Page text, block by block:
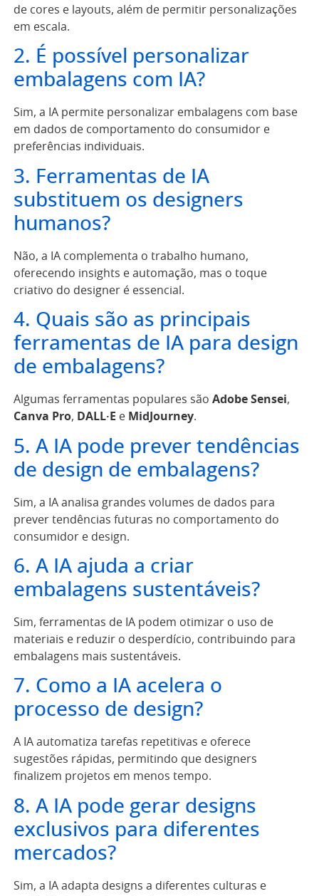
de cores e layouts, além de permitir personalizações
em escala.
2. É possível personalizar
embalagens com IA?
Sim, a IA permite personalizar embalagens com base
em dados de comportamento do consumidor e
preferências individuais.
3. Ferramentas de IA
substituem os designers
humanos?
Não, a IA complementa o trabalho humano,
oferecendo insights e automação, mas o toque
criativo do designer é essencial.
4. Quais são as principais
ferramentas de IA para design
de embalagens?
Algumas ferramentas populares são Adobe Sensei,
Canva Pro, DALL·E e MidJourney.
5. A IA pode prever tendências
de design de embalagens?
Sim, a IA analisa grandes volumes de dados para
prever tendências futuras no comportamento do
consumidor e design.
6. A IA ajuda a criar
embalagens sustentáveis?
Sim, ferramentas de IA podem otimizar o uso de
materiais e reduzir o desperdício, contribuindo para
embalagens mais sustentáveis.
7. Como a IA acelera o
processo de design?
A IA automatiza tarefas repetitivas e oferece
sugestões rápidas, permitindo que designers
finalizem projetos em menos tempo.
8. A IA pode gerar designs
exclusivos para diferentes
mercados?
Sim, a IA adapta designs a diferentes culturas e